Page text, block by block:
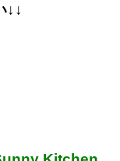
↓↓